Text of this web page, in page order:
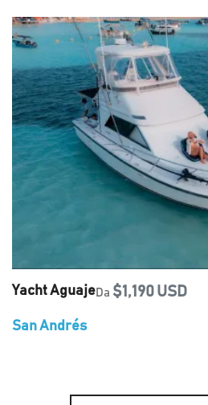
Yacht AguajeDa $1,190 USD
San Andrés